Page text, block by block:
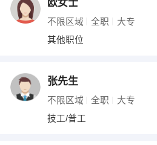
水电/机修
编辑
欧女士
不限区域 全职 大专
其他职位
张先生
不限区域 全职 大专
技工/普工